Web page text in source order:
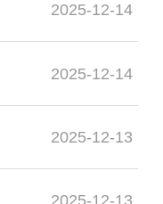
2025-12-14
2025-12-14
2025-12-13